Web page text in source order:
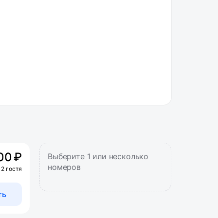
₽
гостя
Выберите 1 или несколько
номеров